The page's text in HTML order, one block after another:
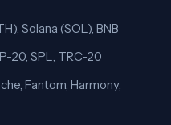
Solana (SOL), BNB
20, SPL, TRC-20
Fantom, Harmony,